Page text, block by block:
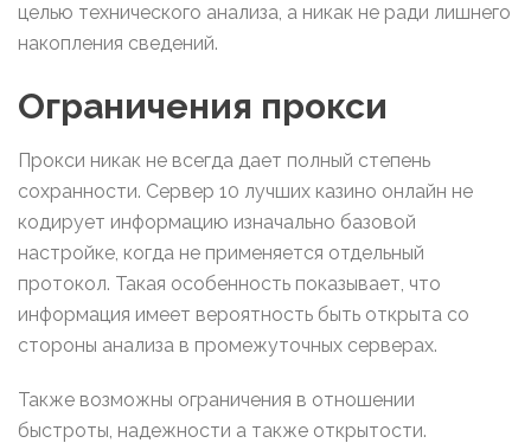
целью технического анализа, а никак не ради лишнего
накопления сведений.
Ограничения прокси
Прокси никак не всегда дает полный степень
сохранности. Сервер 10 лучших казино онлайн не
кодирует информацию изначально базовой
настройке, когда не применяется отдельный
протокол. Такая особенность показывает, что
информация имеет вероятность быть открыта со
стороны анализа в промежуточных серверах.
Также возможны ограничения в отношении
быстроты, надежности а также открытости.